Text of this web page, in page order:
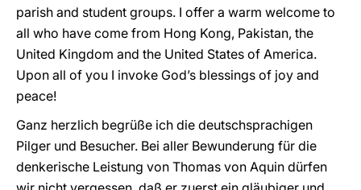
parish and student groups. I offer a warm welcome to
all who have come from Hong Kong, Pakistan, the
United Kingdom and the United States of America.
Upon all of you I invoke God’s blessings of joy and
peace!
Ganz herzlich begrüße ich die deutschsprachigen
Pilger und Besucher. Bei aller Bewunderung für die
denkerische Leistung von Thomas von Aquin dürfen